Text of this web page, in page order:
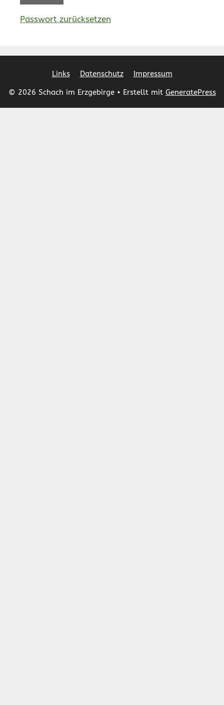
Passwort zurücksetzen
Links Datenschutz Impressum
© 2026 Schach im Erzgebirge• Erstellt mit GeneratePress